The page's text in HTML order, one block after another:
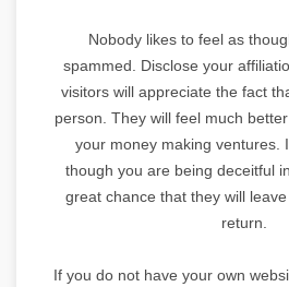
Nobody likes to feel as
spammed. Disclose your
visitors will appreciate the fact
person. They will feel much
your money making ventures.
though you are being deceitful
great chance that they will
return.
If you do not have your own